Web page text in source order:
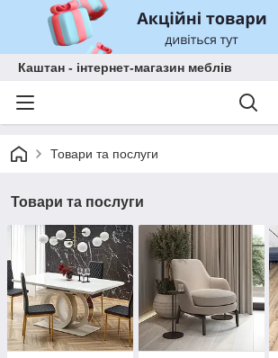
Каштан - інтернет-магазин меблів
Товари та послуги
Товари та послуги